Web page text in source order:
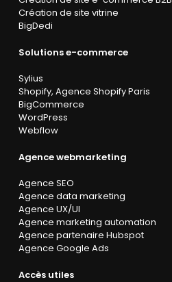
Création de site vitrine
BigDedi
Solutions e-commerce
Sylius
Shopify, Agence Shopify Paris
BigCommerce
WordPress
Webflow
Agence webmarketing
Agence SEO
Agence data marketing
Agence UX/UI
Agence marketing automation
Agence partenaire Hubspot
Agence Google Ads
Accès utiles